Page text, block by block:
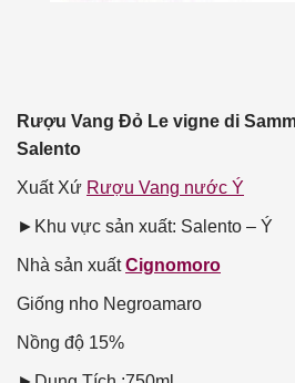
Rượu Vang Đỏ Le vigne di
Salento
Xuất Xứ Rượu Vang nước Ý
►Khu vực sản xuất: Salento – Ý
Nhà sản xuất Cignomoro
Giống nho Negroamaro
Nồng độ 15%